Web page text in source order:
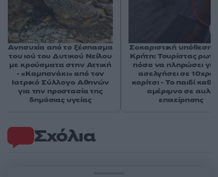
Σχόλια
Ανησυχία από το ξέσπασμα
του ιού του Δυτικού Νείλου
με κρούσματα στην Αττική
- «Καμπανάκι» από τον
Ιατρικό Σύλλογο Αθηνών
για την προστασία της
δημόσιας υγείας
Σοκαριστική υπόθεση
Κρήτη: Τουρίστας
πόσο να πληρώσει
ασελγήσει σε
κορίτσι - Το παιδί
αμέριμνο σε αυλή
επιχείρησης